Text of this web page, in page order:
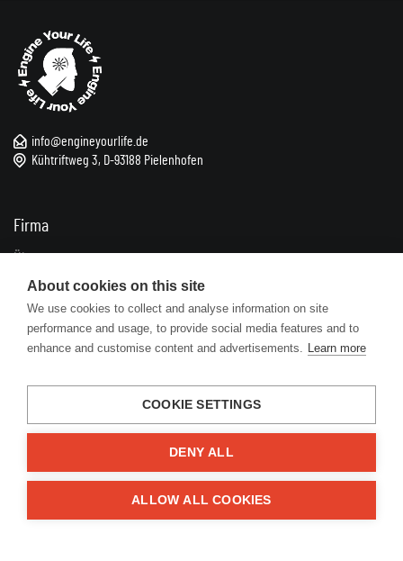
info@engineyourlife.de
Kühtriftweg 3, D-93188 Pielenhofen
Firma
Impressum
Kontakte
Informationen
FAQ
Zuschüsse
About cookies on this site
We use cookies to collect and analyse information on site
performance and usage, to provide social media features and to
enhance and customise content and advertisements. Learn more
COOKIE SETTINGS
DENY ALL
ALLOW ALL COOKIES